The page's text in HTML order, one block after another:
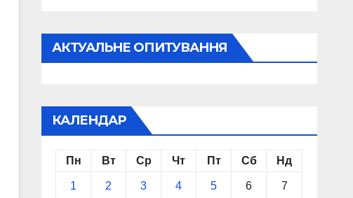
АКТУАЛЬНЕ ОПИТУВАННЯ
КАЛЕНДАР
Пн Вт Ср Чт Пт Сб Нд
1 2 3 4 5 6 7